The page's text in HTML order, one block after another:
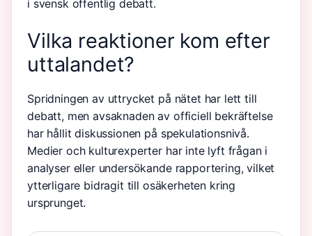
i svensk offentlig debatt.
Vilka reaktioner kom efter
uttalandet?
Spridningen av uttrycket på nätet har lett till
debatt, men avsaknaden av officiell bekräftelse
har hållit diskussionen på spekulationsnivå.
Medier och kulturexperter har inte lyft frågan i
analyser eller undersökande rapportering, vilket
ytterligare bidragit till osäkerheten kring
ursprunget.